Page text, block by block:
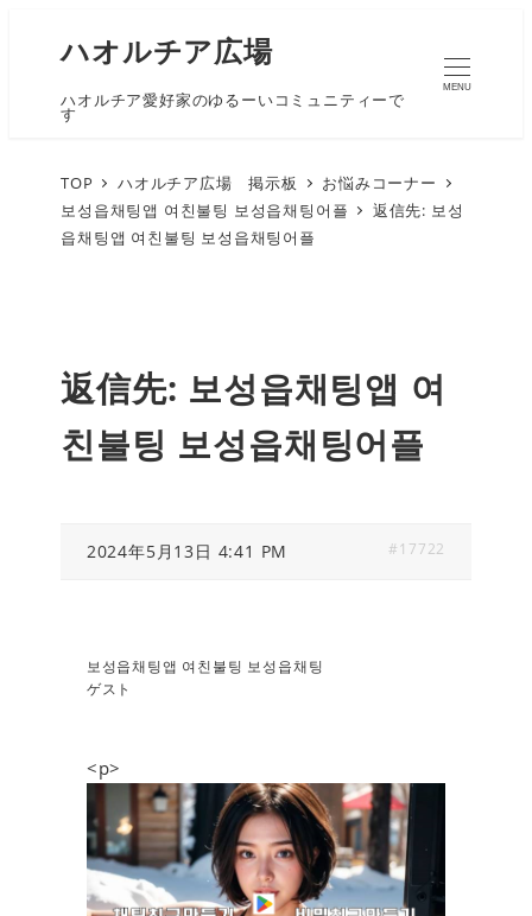
ハオルチア広場
ハオルチア愛好家のゆるーいコミュニティーで
す
MENU
TOP ハオルチア広場 掲示板
お悩みコーナー
보성읍채팅앱 여친불팅 보성읍채팅어플
返信先: 보성
읍채팅앱 여친불팅 보성읍채팅어플
返信先: 보성읍채팅앱 여
친불팅 보성읍채팅어플
2024年5月13日 4:41 PM #17722
보성읍채팅앱 여친불팅 보성읍채팅
ゲスト
<p>